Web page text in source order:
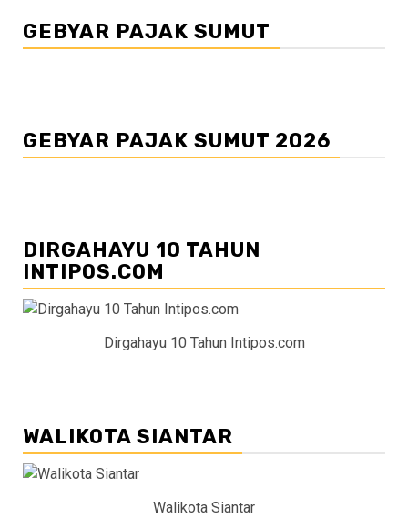
GEBYAR PAJAK SUMUT
GEBYAR PAJAK SUMUT 2026
DIRGAHAYU 10 TAHUN
INTIPOS.COM
Dirgahayu 10 Tahun Intipos.com
WALIKOTA SIANTAR
Walikota Siantar